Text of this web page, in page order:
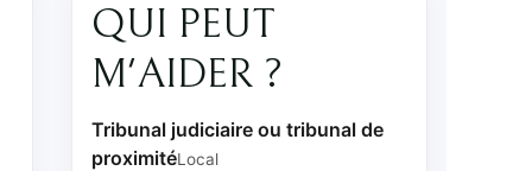
QUI PEUT
M'AIDER ?
Tribunal judiciaire ou tribunal de
proximitéLocal